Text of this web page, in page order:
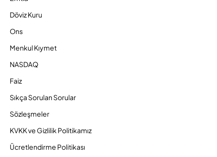
Döviz Kuru
Ons
Menkul Kıymet
NASDAQ
Faiz
Sıkça Sorulan Sorular
Sözleşmeler
KVKK ve Gizlilik Politikamız
Ücretlendirme Politikası